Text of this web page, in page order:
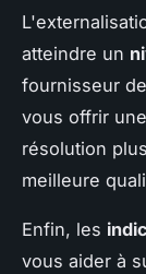
atteindre un
fournisseur
vous offrir
résolution
meilleure
Enfin, les
vous aider à